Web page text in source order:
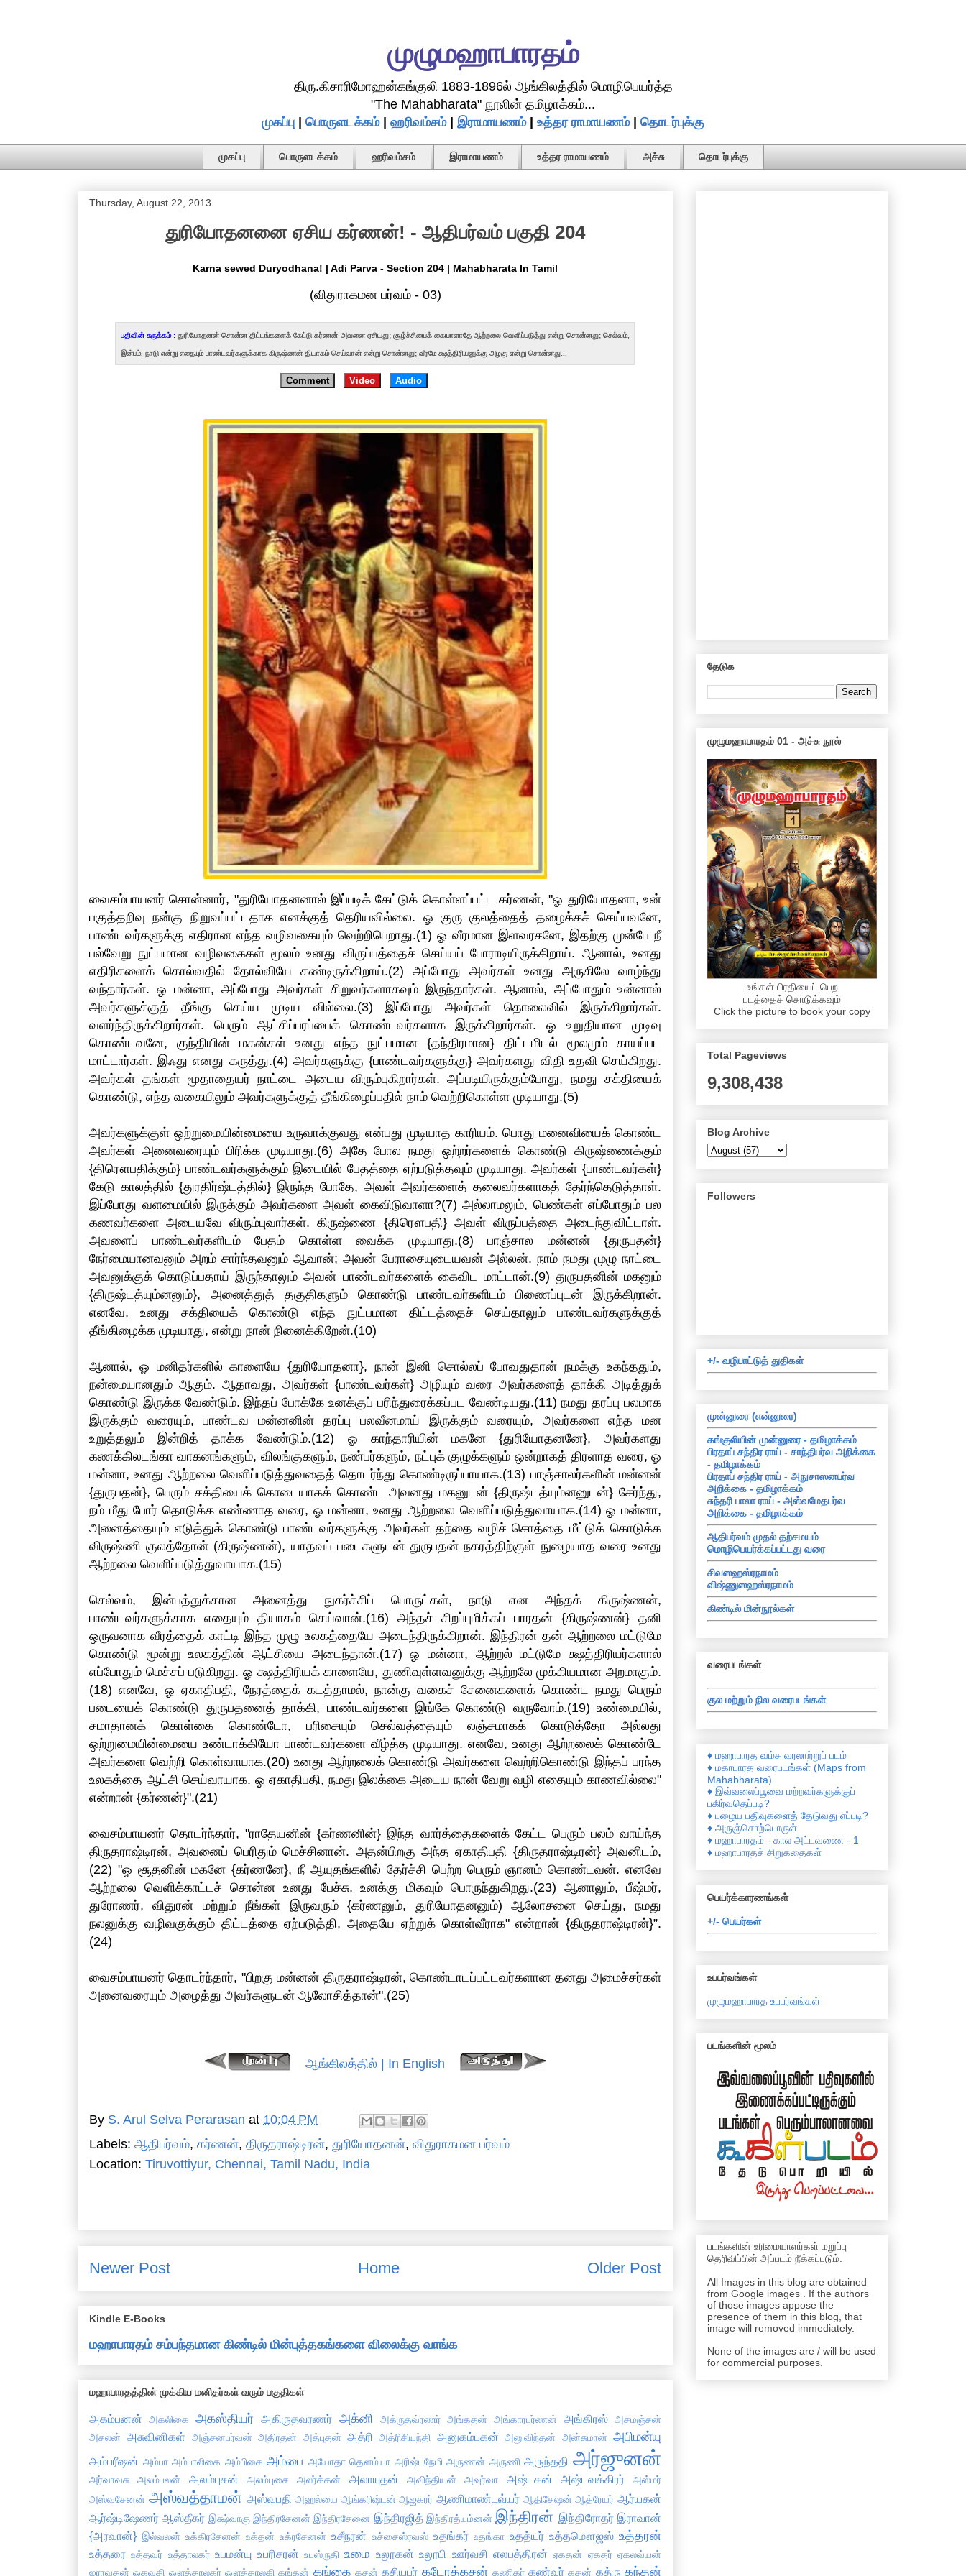
முழுமஹாபாரதம்
திரு.கிசாரிமோஹன்கங்குலி 1883-1896ல் ஆங்கிலத்தில் மொழிபெயர்த்த
"The Mahabharata" நூலின் தமிழாக்கம்...
முகப்பு
பொருளடக்கம்| ஹரிவம்சம்| இராமாயணம்| உத்தர ராமாயணம்| தொடர்புக்கு
முகப்பு பொருளடக்கம் ஹரிவம்சம் இராமாயணம் உத்தர ராமாயணம் அச்சு தொடர்புக்கு
Thursday, August 22, 2013
துரியோதனனை ஏசிய கர்ணன்! - ஆதிபர்வம் பகுதி 204
Karna sewed Duryodhana! | Adi Parva - Section 204 | Mahabharata In Tamil
(விதுராகமன பர்வம் - 03)
பதிவின் சுருக்கம் : துரியோதனன் சொன்ன திட்டங்களைக் கேட்டு கர்ணன் அவனை ஏசியது; சூழ்ச்சியைக் கையாளாதே ஆற்றலை வெளிப்படுத்து என்று சொன்னது; செல்வம்,
இன்பம், நாடு என்று எதையும் பாண்டவர்களுக்காக கிருஷ்ணன் தியாகம் செய்வான் என்று சொன்னது; வீரமே க்ஷத்திரியனுக்கு அழகு என்று சொன்னது...
Comment Video Audio
வைசம்பாயனர் சொன்னார், "துரியோதனனால் இப்படிக் கேட்டுக் கொள்ளப்பட்ட கர்ணன், "ஓ துரியோதனா, உன்
பகுத்தறிவு நன்கு நிறுவப்பட்டதாக எனக்குத் தெரியவில்லை. ஓ குரு குலத்தைத் தழைக்கச் செய்பவனே,
பாண்டவர்களுக்கு எதிரான எந்த வழிவகையும் வெற்றிபெறாது.(1) ஓ வீரமான இளவரசனே, இதற்கு முன்பே நீ
பல்வேறு நுட்பமான வழிவகைகள் மூலம் உனது விருப்பத்தைச் செய்யப் போராடியிருக்கிறாய். ஆனால், உனது
எதிரிகளைக் கொல்வதில் தோல்வியே கண்டிருக்கிறாய்.(2) அப்போது அவர்கள் உனது அருகிலே வாழ்ந்து
வந்தார்கள். ஓ மன்னா, அப்போது அவர்கள் சிறுவர்களாகவும் இருந்தார்கள். ஆனால், அப்போதும் உன்னால்
அவர்களுக்குத் தீங்கு செய்ய முடிய வில்லை.(3) இப்போது அவர்கள் தொலைவில் இருக்கிறார்கள்.
வளர்ந்திருக்கிறார்கள். பெரும் ஆட்சிப்பரப்பைக் கொண்டவர்களாக இருக்கிறார்கள். ஓ உறுதியான முடிவு
கொண்டவனே, குந்தியின் மகன்கள் உனது எந்த நுட்பமான {தந்திரமான} திட்டமிடல் மூலமும் காயப்பட
மாட்டார்கள். இஃது எனது கருத்து.(4) அவர்களுக்கு {பாண்டவர்களுக்கு} அவர்களது விதி உதவி செய்கிறது.
அவர்கள் தங்கள் மூதாதையர் நாட்டை அடைய விரும்புகிறார்கள். அப்படியிருக்கும்போது, நமது சக்தியைக்
கொண்டு, எந்த வகையிலும் அவர்களுக்குத் தீங்கிழைப்பதில் நாம் வெற்றிகொள்ள முடியாது.(5)
அவர்களுக்குள் ஒற்றுமையின்மையை உருவாக்குவது என்பது முடியாத காரியம். பொது மனைவியைக் கொண்ட
அவர்கள் அனைவரையும் பிரிக்க முடியாது.(6) அதே போல நமது ஒற்றர்களைக் கொண்டு கிருஷ்ணைக்கும்
{திரௌபதிக்கும்} பாண்டவர்களுக்கும் இடையில் பேதத்தை ஏற்படுத்தவும் முடியாது. அவர்கள் {பாண்டவர்கள்}
கேடு காலத்தில் {துரதிர்ஷ்டத்தில்} இருந்த போதே, அவள் அவர்களைத் தலைவர்களாகத் தேர்ந்தெடுத்தாள்.
இப்போது வளமையில் இருக்கும் அவர்களை அவள் கைவிடுவாளா?(7) அல்லாமலும், பெண்கள் எப்போதும் பல
கணவர்களை அடையவே விரும்புவார்கள். கிருஷ்ணை {திரௌபதி} அவள் விருப்பத்தை அடைந்துவிட்டாள்.
அவளைப் பாண்டவர்களிடம் பேதம் கொள்ள வைக்க முடியாது.(8) பாஞ்சால மன்னன் {துருபதன்}
நேர்மையானவனும் அறம் சார்ந்தவனும் ஆவான்; அவன் பேராசையுடையவன் அல்லன். நாம் நமது முழு நாட்டை
அவனுக்குக் கொடுப்பதாய் இருந்தாலும் அவன் பாண்டவர்களைக் கைவிட மாட்டான்.(9) துருபதனின் மகனும்
{திருஷ்டத்யும்னனும்}, அனைத்துத் தகுதிகளும் கொண்டு பாண்டவர்களிடம் பிணைப்புடன் இருக்கிறான்.
எனவே, உனது சக்தியைக் கொண்டு எந்த நுட்பமான திட்டத்தைச் செய்தாலும் பாண்டவர்களுக்குத்
தீங்கிழைக்க முடியாது, என்று நான் நினைக்கிறேன்.(10)
ஆனால், ஓ மனிதர்களில் காளையே {துரியோதனா}, நான் இனி சொல்லப் போவதுதான் நமக்கு உகந்ததும்,
நன்மையானதும் ஆகும். ஆதாவது, அவர்கள் {பாண்டவர்கள்} அழியும் வரை அவர்களைத் தாக்கி அடித்துக்
கொண்டு இருக்க வேண்டும். இந்தப் போக்கே உனக்குப் பரிந்துரைக்கப்பட வேண்டியது.(11) நமது தரப்பு பலமாக
இருக்கும் வரையும், பாண்டவ மன்னனின் தரப்பு பலவீனமாய் இருக்கும் வரையும், அவர்களை எந்த மன
உறுத்தலும் இன்றித் தாக்க வேண்டும்.(12) ஓ காந்தாரியின் மகனே {துரியோதனனே}, அவர்களது
கணக்கிலடங்கா வாகனங்களும், விலங்குகளும், நண்பர்களும், நட்புக் குழுக்களும் ஒன்றாகத் திரளாத வரை, ஓ
மன்னா, உனது ஆற்றலை வெளிப்படுத்துவதைத் தொடர்ந்து கொண்டிருப்பாயாக.(13) பாஞ்சாலர்களின் மன்னன்
{துருபதன்}, பெரும் சக்தியைக் கொடையாகக் கொண்ட அவனது மகனுடன் {திருஷ்டத்யும்னனுடன்} சேர்ந்து,
நம் மீது போர் தொடுக்க எண்ணாத வரை, ஓ மன்னா, உனது ஆற்றலை வெளிப்படுத்துவாயாக.(14) ஓ மன்னா,
அனைத்தையும் எடுத்துக் கொண்டு பாண்டவர்களுக்கு அவர்கள் தந்தை வழிச் சொத்தை மீட்டுக் கொடுக்க
விருஷ்ணி குலத்தோன் (கிருஷ்ணன்), யாதவப் படைகளுடன் துருபதன் நகரத்திற்குள் நுழையாத வரை உனது
ஆற்றலை வெளிப்படுத்துவாயாக.(15)
செல்வம், இன்பத்துக்கான அனைத்து நுகர்ச்சிப் பொருட்கள், நாடு என அந்தக் கிருஷ்ணன்,
பாண்டவர்களுக்காக எதையும் தியாகம் செய்வான்.(16) அந்தச் சிறப்புமிக்கப் பாரதன் {கிருஷ்ணன்} தனி
ஒருவனாக வீரத்தைக் காட்டி இந்த முழு உலகத்தையே அடைந்திருக்கிறான். இந்திரன் தன் ஆற்றலை மட்டுமே
கொண்டு மூன்று உலகத்தின் ஆட்சியை அடைந்தான்.(17) ஓ மன்னா, ஆற்றல் மட்டுமே க்ஷத்திரியர்களால்
எப்போதும் மெச்சப் படுகிறது. ஓ க்ஷத்திரியக் காளையே, துணிவுள்ளவனுக்கு ஆற்றலே முக்கியமான அறமாகும்.
(18) எனவே, ஓ ஏகாதிபதி, நேரத்தைக் கடத்தாமல், நான்கு வகைச் சேனைகளைக் கொண்ட நமது பெரும்
படையைக் கொண்டு துருபதனைத் தாக்கி, பாண்டவர்களை இங்கே கொண்டு வருவோம்.(19) உண்மையில்,
சமாதானக் கொள்கை கொண்டோ, பரிசையும் செல்வத்தையும் லஞ்சமாகக் கொடுத்தோ அல்லது
ஒற்றுமையின்மையை உண்டாக்கியோ பாண்டவர்களை வீழ்த்த முடியாது. எனவே, உனது ஆற்றலைக் கொண்டே
அவர்களை வெற்றி கொள்வாயாக.(20) உனது ஆற்றலைக் கொண்டு அவர்களை வெற்றிகொண்டு இந்தப் பரந்த
உலகத்தை ஆட்சி செய்வாயாக. ஓ ஏகாதிபதி, நமது இலக்கை அடைய நான் வேறு வழி எதையும் காணவில்லை"
என்றான் {கர்ணன்}".(21)
வைசம்பாயனர் தொடர்ந்தார், "ராதேயனின் {கர்ணனின்} இந்த வார்த்தைகளைக் கேட்ட பெரும் பலம் வாய்ந்த
திருதராஷ்டிரன், அவனைப் பெரிதும் மெச்சினான். அதன்பிறகு அந்த ஏகாதிபதி {திருதராஷ்டிரன்} அவனிடம்,
(22) "ஓ சூதனின் மகனே {கர்ணனே}, நீ ஆயுதங்களில் தேர்ச்சி பெற்ற பெரும் ஞானம் கொண்டவன். எனவே
ஆற்றலை வெளிக்காட்டச் சொன்ன உனது பேச்சு, உனக்கு மிகவும் பொருந்துகிறது.(23) ஆனாலும், பீஷ்மர்,
துரோணர், விதுரன் மற்றும் நீங்கள் இருவரும் {கர்ணனும், துரியோதனனும்) ஆலோசனை செய்து, நமது
நலனுக்கு வழிவகுக்கும் திட்டத்தை ஏற்படுத்தி, அதையே ஏற்றுக் கொள்வீராக" என்றான் {திருதராஷ்டிரன்}”.
(24)
வைசம்பாயனர் தொடர்ந்தார், "பிறகு மன்னன் திருதராஷ்டிரன், கொண்டாடப்பட்டவர்களான தனது அமைச்சர்கள்
அனைவரையும் அழைத்து அவர்களுடன் ஆலோசித்தான்".(25)
ஆங்கிலத்தில் | In English
By S. Arul Selva Perarasan at 10:04 PM
Labels: ஆதிபர்வம், கர்ணன், திருதராஷ்டிரன், துரியோதனன், விதுராகமன பர்வம்
Location: Tiruvottiyur, Chennai, Tamil Nadu, India
Newer Post Older Post
Home
Kindle E-Books
மஹாபாரதம் சம்பந்தமான கிண்டில் மின்புத்தகங்களை விலைக்கு வாங்க
மஹாபாரதத்தின் முக்கிய மனிதர்கள் வரும் பகுதிகள்
அகம்பனன் அகலிகை அகஸ்தியர் அகிருதவரணர் அக்னி அக்ருதவ்ரணர் அங்கதன் அங்காரபர்ணன் அங்கிரஸ் அசமஞ்சன்
அசலன் அசுவினிகள் அஞ்சனபர்வன் அதிரதன் அத்புதன் அத்ரி அத்ரிசியந்தி அனுகம்பகன் அனுவிந்தன் அன்சுமான் அபிமன்யு
அம்பரீஷன் அம்பா அம்பாலிகை அம்பிகை அம்பை அயோதா தௌம்யா அரிஷ்டநேமி அருணன் அருணி அருந்ததி அர்ஜுனன்
அர்வாவசு அலம்பலன் அலம்புசன் அலம்புசை அலர்க்கன் அலாயுதன் அவிந்தியன் அவுர்வா அஷ்டகன் அஷ்டவக்கிரர்
அஸ்மர்
அஸ்வசேனன் அஸ்வத்தாமன் அஸ்வபதி அஹல்யை ஆங்கரிஷ்டன் ஆஜகரர் ஆணிமாண்டவ்யர் ஆதிசேஷன் ஆத்ரேயர் ஆர்யகன்
ஆர்ஷ்டிஷேணர் ஆஸ்தீகர் இக்ஷ்வாகு இந்திரசேனன் இந்திரசேனை இந்திரஜித் இந்திரத்யும்னன் இந்திரன் இந்திரோதர் இராவான்
{அரவான்} இல்வலன் உக்கிரசேனன் உக்தன் உக்ரசேனன் உசீநரன் உச்சைஸ்ரவஸ் உதங்கர் உதங்கா உதத்யர் உத்தமௌஜஸ் உத்தரன்
உத்தரை உத்தவர் உத்தாலகர் உபமன்யு உபரிசரன் உபஸ்ருதி உமை உலூகன் உலூபி ஊர்வசி எலபத்திரன் ஏகதன் ஏகதர் ஏகலவ்யன்
ஐராவதன் ஓகவதி ஔத்தாலகர் ஔத்தாலகி கங்கன் கங்கை கசன் கசியபர் கடோத்கசன் கணிகர் கண்வர் கதன் கத்ரு கந்தன்
தேடுக
முழுமஹாபாரதம் 01 - அச்சு நூல்
உங்கள் பிரதியைப் பெற
படத்தைச் சொடுக்கவும்
Click the picture to book your copy
Total Pageviews
9,308,438
Blog Archive
Followers
+/- வழிபாட்டுத் துதிகள்
முன்னுரை (என்னுரை)
கங்குலியின் முன்னுரை - தமிழாக்கம்
பிரதாப் சந்திர ராய் - சாந்திபர்வ அறிக்கை
- தமிழாக்கம்
பிரதாப் சந்திர ராய் - அநுசாஸனபர்வ
அறிக்கை - தமிழாக்கம்
சுந்தரி பாலா ராய் - அஸ்வமேதபர்வ
அறிக்கை - தமிழாக்கம்
ஆதிபர்வம் முதல் தற்சமயம்
மொழிபெயர்க்கப்பட்டது வரை
சிவஸஹஸ்ரநாமம்
விஷ்ணுஸஹஸ்ரநாமம்
கிண்டில் மின்நூல்கள்
வரைபடங்கள்
குல மற்றும் நில வரைபடங்கள்
♦ மஹாபாரத வம்ச வரலாற்றுப் படம்
♦ மகாபாரத வரைபடங்கள் (Maps from
Mahabharata)
♦ இவ்வலைப்பூவை மற்றவர்களுக்குப்
பகிர்வதெப்படி?
♦ பழைய பதிவுகளைத் தேடுவது எப்படி?
♦ அருஞ்சொற்பொருள்
♦ மஹாபாரதம் - கால அட்டவணை - 1
♦ மஹாபாரதச் சிறுகதைகள்
பெயர்க்காரணங்கள்
+/- பெயர்கள்
உபபர்வங்கள்
முழுமஹாபாரத உபபர்வங்கள்
படங்களின் மூலம்
படங்களின் உரிமையாளர்கள் மறுப்பு
தெரிவிப்பின் அப்படம் நீக்கப்படும்.
All Images in this blog are obtained
from Google images . If the authors
of those images appose the
presence of them in this blog, that
image will removed immediately.
None of the images are / will be used
for commercial purposes.